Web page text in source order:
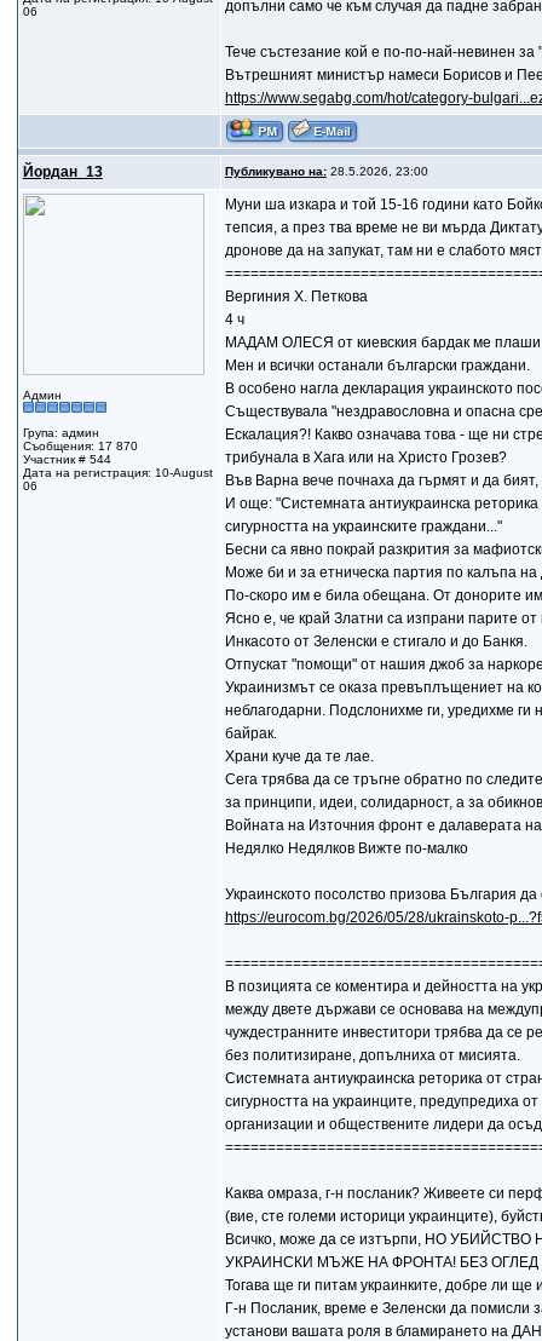
06
допълни само че към случая да падне
Тече състезание кой е по-по-най-невинен за
Вътрешният министър намеси Борисов и
https://www.segabg.com/hot/category-
Йордан_13 Публикувано на:28.5.2026, 23:00
Админ
Група: админ
Съобщения: 17 870
Участник # 544
Дата на регистрация: 10-August
06
Муни ша изкара и той 15-16 години като
тепсия, а през тва време не ви мърда
дронове да на запукат, там ни е слабото
Вергиния Х. Петкова
4 ч
МАДАМ ОЛЕСЯ от киевския бардак ме
Мен и всички останали български граждани.
В особено нагла декларация украинското
Съществувала "нездравословна и опасна
Ескалация?! Какво означава това - ще ни
трибунала в Хага или на Христо Грозев?
Във Варна вече почнаха да гърмят и да
И още: "Системната антиукраинска
сигурността на украинските граждани..."
Бесни са явно покрай разкрития за
Може би и за етническа партия по калъпа
По-скоро им е била обещана. От донорите
Ясно е, че край Златни са изпрани парите
Инкасото от Зеленски е стигало и до Банкя.
Отпускат "помощи" от нашия джоб за
Украинизмът се оказа превъплъщениет на
неблагодарни. Подслонихме ги, уредихме ги
байрак.
Храни куче да те лае.
Сега трябва да се тръгне обратно по
за принципи, идеи, солидарност, а за
Войната на Източния фронт е далаверата
Недялко Недялков Вижте по-малко
Украинското посолство призова България
https://eurocom.bg/2026/05/28/ukrainskoto-
В позицията се коментира и дейността на
между двете държави се основава на
чуждестранните инвеститори трябва да се
без политизиране, допълниха от мисията.
Системната антиукраинска реторика от
сигурността на украинците, предупредиха
организации и обществените лидери да
Каква омраза, г-н посланик? Живеете си
(вие, сте големи историци украинците),
Всичко, може да се изтърпи, НО
УКРАИНСКИ МЪЖЕ НА ФРОНТА! БЕЗ
Тогава ще ги питам украинките, добре ли
Г-н Посланик, време е Зеленски да
установи вашата роля в бламирането на